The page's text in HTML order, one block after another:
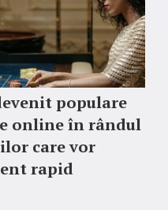
populare
online în rândul
care vor
rapid